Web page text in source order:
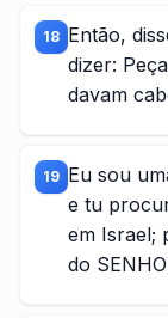
18 Então,
dizer:
davam
19 Eu sou
e tu
em Israel;
do